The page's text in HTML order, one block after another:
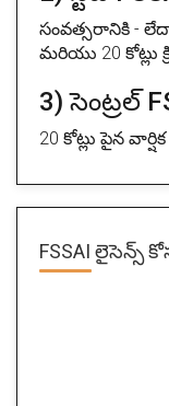
సంవత్సరానికి - లేదా
మరియు 20 కోట్లు
3) సెంట్రల్
20 కోట్లు పైన
FSSAI లైసెన్స్